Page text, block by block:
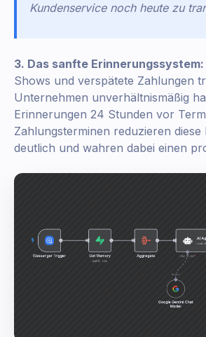
Kundenservice noch heute zu
3. Das sanfte Erinnerungssystem:
Shows und verspätete Zahlungen
Unternehmen unverhältnismäßig
Erinnerungen 24 Stunden vor
Zahlungsterminen reduzieren diese
deutlich und wahren dabei einen